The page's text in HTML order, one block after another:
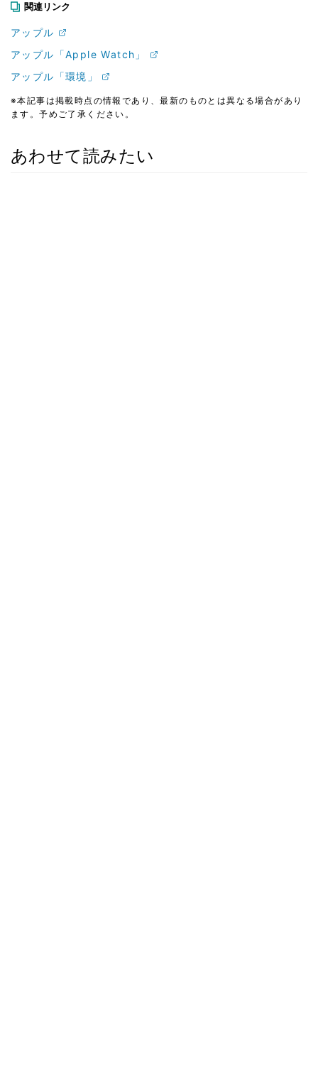
関連リンク
アップル
アップル「Apple Watch」
アップル「環境」
※本記事は掲載時点の情報であり、最新のものとは異なる場合があり
ます。予めご了承ください。
あわせて読みたい